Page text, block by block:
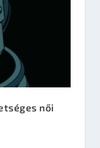
női